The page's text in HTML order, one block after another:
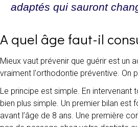
adaptés qui sauront
A quel âge faut-il
Mieux vaut prévenir que guérir est un
vraiment l'orthodontie préventive. On
Le principe est simple. En
bien plus simple. Un premier bilan
avant l’âge de 8 ans. Une première